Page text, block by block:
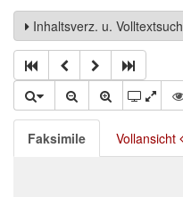
Inhaltsverz. u.
Faksimile Vollansicht